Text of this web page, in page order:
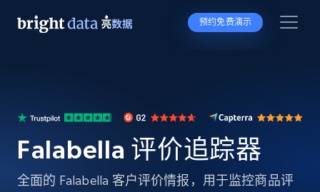
预约免费演示
Falabella 评价追踪器
全面的 Falabella 客户评价情报，用于监控商品评